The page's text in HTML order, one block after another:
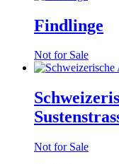
Findlinge
Not for Sale
Not for Sale